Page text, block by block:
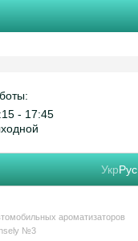
- 17:45
УкрРус
ароматизаторов
№3